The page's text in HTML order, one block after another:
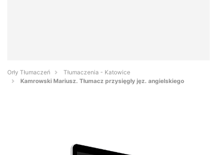
Orły Tłumaczeń
Tłumaczenia - Katowice
Kamrowski Mariusz. Tłumacz przysięgły jęz. angielskiego